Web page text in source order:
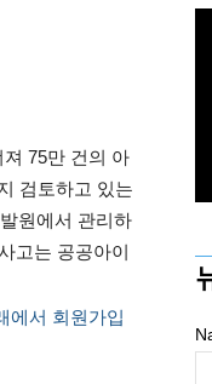
75만 건의 아
검토하고 있는
원에서 관리하
고는 공공아이
에서 회원가입